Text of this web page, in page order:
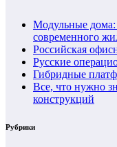
Модульные
современного
Российская
Русские
Гибридные
Все, что нужно
конструкций
Рубрики